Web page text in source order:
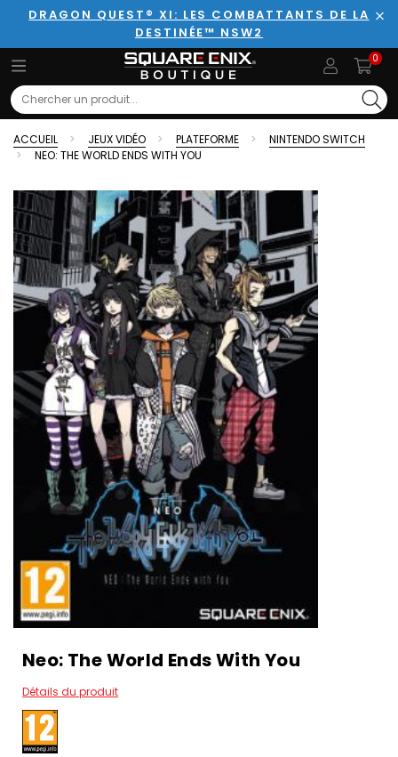
DRAGON QUEST® XI: LES COMBATTANTS DE LA
DESTINÉE™ NSW2
0
Search
ACCUEIL JEUX VIDÉO PLATEFORME
NINTENDO SWITCH
NEO: THE WORLD ENDS WITH YOU
Neo: The World Ends With You
Détails du produit